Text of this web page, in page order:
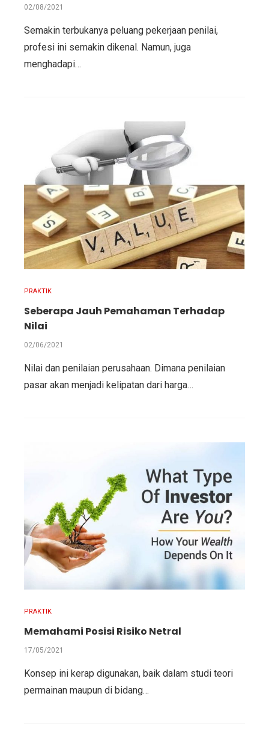
02/08/2021
Semakin terbukanya peluang pekerjaan penilai,
profesi ini semakin dikenal. Namun, juga
menghadapi…
PRAKTIK
Seberapa Jauh Pemahaman Terhadap
Nilai
02/06/2021
Nilai dan penilaian perusahaan. Dimana penilaian
pasar akan menjadi kelipatan dari harga…
PRAKTIK
Memahami Posisi Risiko Netral
17/05/2021
Konsep ini kerap digunakan, baik dalam studi teori
permainan maupun di bidang…